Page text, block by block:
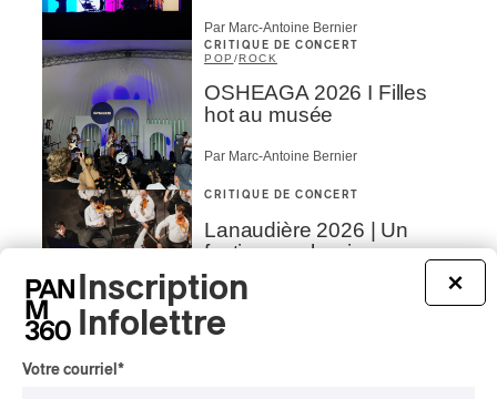
Par Marc-Antoine Bernier
CRITIQUE DE CONCERT
POP /ROCK
OSHEAGA 2026 I Filles
hot au musée
Par Marc-Antoine Bernier
CRITIQUE DE CONCERT
Lanaudière 2026 | Un
festin symphonique en
quatre services, signé Liu
et Payare
Par Julie Thériault
×
Inscription
Infolettre
Votre courriel *